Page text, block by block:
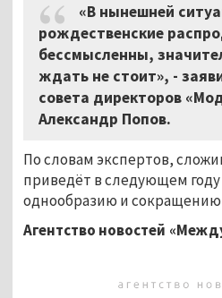
«В нынешней
рождественские
бессмысленны,
ждать не стоит», -
совета директоров
Александр Попов.
По словам экспертов,
приведёт в следующем
однообразию и сокращению
Агентство новостей